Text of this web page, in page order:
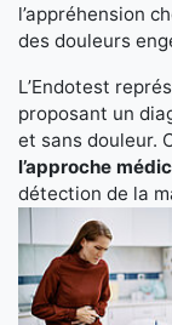
l’appréhension
des douleurs
L’Endotest
proposant un
et sans douleur.
l’approche
détection de la